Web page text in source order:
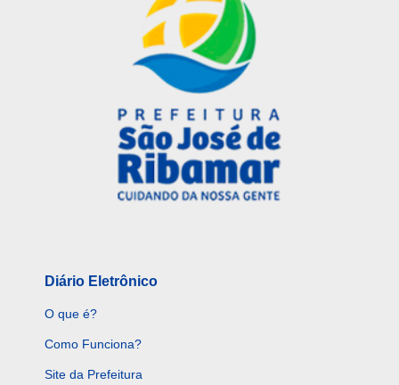
Diário Eletrônico
O que é?
Como Funciona?
Site da Prefeitura